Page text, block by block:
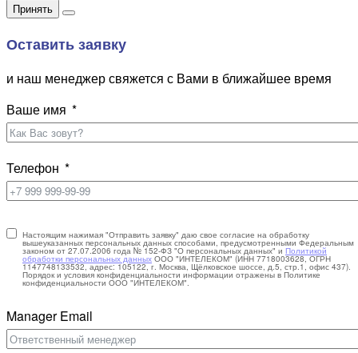
Принять
Оставить заявку
и наш менеджер свяжется с Вами в ближайшее время
Ваше имя
Телефон
Настоящим нажимая "Отправить заявку" даю свое согласие на обработку
вышеуказанных персональных данных способами, предусмотренными Федеральным
законом от 27.07.2006 года № 152-ФЗ "О персональных данных" и Политикой
обработки персональных данных ООО "ИНТЕЛЕКОМ" (ИНН 7718003628, ОГРН
1147748133532, адрес: 105122, г. Москва, Щёлковское шоссе, д.5, стр.1, офис 437).
Порядок и условия конфиденциальности информации отражены в Политике
конфиденциальности ООО "ИНТЕЛЕКОМ".
Manager Email